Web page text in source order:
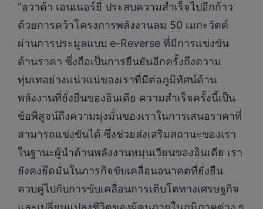
“อวาด้า เอนเนอร์ยี่ ประสบความสำเร็จไปอีกก้าว
ด้วยการคว้าโครงการพลังงานลม 50 เมกะวัตต์
ผ่านการประมูลแบบ e-Reverse ที่มีการแข่งขัน
ด้านราคา ซึ่งถือเป็นการยืนยันอีกครั้งถึงความ
ทุ่มเทอย่างแน่วแน่ของเราที่มีต่อภูมิทัศน์ด้าน
พลังงานที่ยั่งยืนของอินเดีย ความสำเร็จครั้งนี้เป็น
ข้อพิสูจน์ถึงความมุ่งมั่นของเราในการเสนอราคาที่
สามารถแข่งขันได้ ซึ่งช่วยส่งเสริมสถานะของเรา
ในฐานะผู้นำด้านพลังงานหมุนเวียนของอินเดีย เรา
ยังคงยึดมั่นในภารกิจขับเคลื่อนอนาคตที่ยั่งยืน
ควบคู่ไปกับการขับเคลื่อนการเติบโตทางเศรษฐกิจ